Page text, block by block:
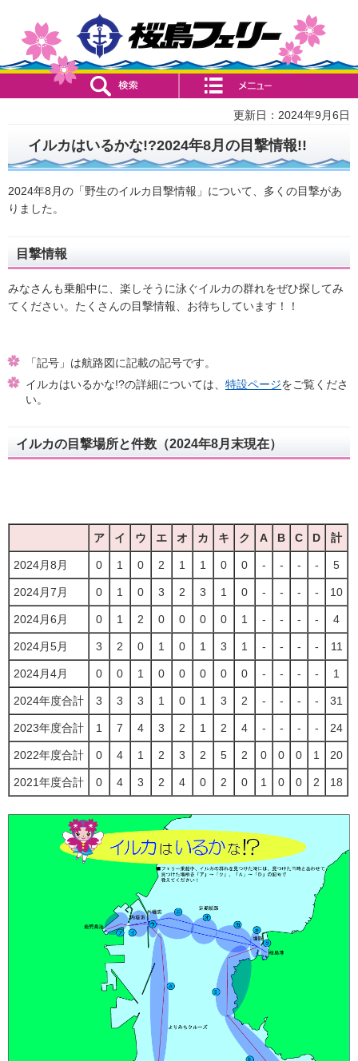
検索・共通メニュー コンテンツメニュー
更新日：2024年9月6日
イルカはいるかな!?2024年8月の目撃情報!!
2024年8月の「野生のイルカ目撃情報」について、多くの目撃があ
りました。
目撃情報
みなさんも乗船中に、楽しそうに泳ぐイルカの群れをぜひ探してみ
てください。たくさんの目撃情報、お待ちしています！！
「記号」は航路図に記載の記号です。
イルカはいるかな!?の詳細については、 特設ページをご覧くださ
い。
イルカの目撃場所と件数（2024年8月末現在）
ア イ ウ エ オ カ キ ク A B C D 計
2024月8月 0 1 0 2 1 1 0 0 - - - - 5
2024月7月 0 1 0 3 2 3 1 0 - - - - 10
2024月6月 0 1 2 0 0 0 0 1 - - - - 4
2024月5月 3 2 0 1 0 1 3 1 - - - - 11
2024月4月 0 0 1 0 0 0 0 0 - - - - 1
2024年度合計 3 3 3 1 0 1 3 2 - - - - 31
2023年度合計 1 7 4 3 2 1 2 4 - - - - 24
2022年度合計 0 4 1 2 3 2 5 2 0 0 0 1 20
2021年度合計 0 4 3 2 4 0 2 0 1 0 0 2 18